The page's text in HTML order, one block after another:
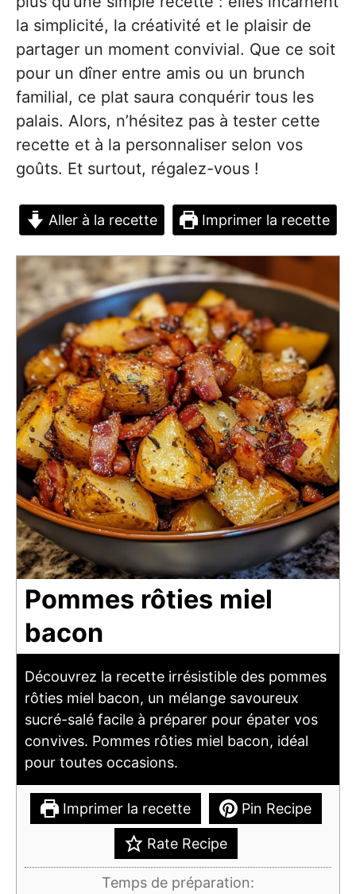
la simplicité, la créativité et le plaisir de
partager un moment convivial. Que ce soit
pour un dîner entre amis ou un brunch
familial, ce plat saura conquérir tous les
palais. Alors, n’hésitez pas à tester cette
recette et à la personnaliser selon vos
goûts. Et surtout, régalez-vous !
Aller à la recette Imprimer la recette
Pommes rôties miel
bacon
Découvrez la recette irrésistible des pommes
rôties miel bacon, un mélange savoureux
sucré-salé facile à préparer pour épater vos
convives. Pommes rôties miel bacon, idéal
pour toutes occasions.
Imprimer la recette Pin Recipe
Rate Recipe
Temps de préparation: